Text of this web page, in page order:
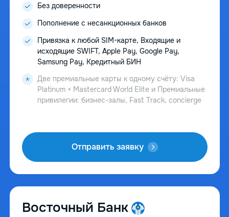
Без доверенности
Пополнение с несанкционных банков
Привязка к любой SIM-карте, Входящие и
исходящие SWIFT, Apple Pay, Google Pay,
Samsung Pay, Кредитный БИН
Две премиальные карты к одному счёту: Visa
Platinum + Mastercard World Elite и Премиальные
привилегии: бизнес-залы, Fast Track, concierge
Отправить заявку
Восточный Банк